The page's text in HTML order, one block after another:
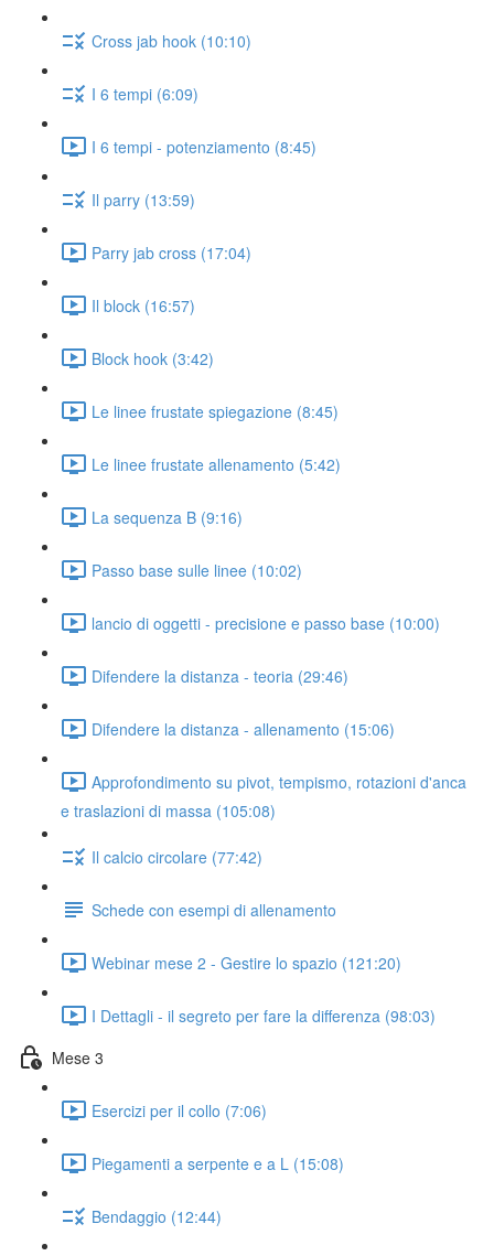
Cross jab hook (10:10)
I 6 tempi (6:09)
I 6 tempi - potenziamento (8:45)
Il parry (13:59)
Parry jab cross (17:04)
Il block (16:57)
Block hook (3:42)
Le linee frustate spiegazione (8:45)
Le linee frustate allenamento (5:42)
La sequenza B (9:16)
Passo base sulle linee (10:02)
lancio di oggetti - precisione e passo base (10:00)
Difendere la distanza - teoria (29:46)
Difendere la distanza - allenamento (15:06)
Approfondimento su pivot, tempismo, rotazioni d'anca
e traslazioni di massa (105:08)
Il calcio circolare (77:42)
Schede con esempi di allenamento
Webinar mese 2 - Gestire lo spazio (121:20)
I Dettagli - il segreto per fare la differenza (98:03)
Mese 3
Esercizi per il collo (7:06)
Piegamenti a serpente e a L (15:08)
Bendaggio (12:44)